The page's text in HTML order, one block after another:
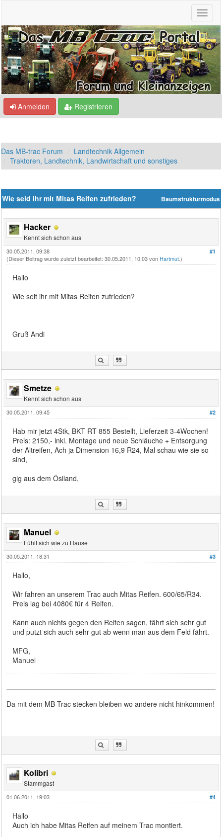
Anmelden Registrieren
Das MB-trac Forum
Landtechnik Allgemein
Traktoren, Landtechnik, Landwirtschaft und sonstiges
Baumstrukturmodus
Wie seid ihr mit Mitas Reifen zufrieden?
Hacker
Kennt sich schon aus
#1
30.05.2011, 09:38
(Dieser Beitrag wurde zuletzt bearbeitet: 30.05.2011, 10:03 von Hartmut.)
Hallo
Wie seit ihr mit Mitas Reifen zufrieden?
Gruß Andi
Smetze
Kennt sich schon aus
#2
30.05.2011, 09:45
Hab mir jetzt 4Stk, BKT RT 855 Bestellt, Lieferzeit 3-4Wochen!
Preis: 2150,- inkl. Montage und neue Schläuche + Entsorgung
der Altreifen, Ach ja Dimension 16,9 R24, Mal schau wie sie so
sind,
glg aus dem Ösiland,
Manuel
Fühlt sich wie zu Hause
#3
30.05.2011, 18:31
Hallo,
Wir fahren an unserem Trac auch Mitas Reifen. 600/65/R34.
Preis lag bei 4080€ für 4 Reifen.
Kann auch nichts gegen den Reifen sagen, fährt sich sehr gut
und putzt sich auch sehr gut ab wenn man aus dem Feld fährt.
MFG,
Manuel
Da mit dem MB-Trac stecken bleiben wo andere nicht hinkommen!
Kolibri
Stammgast
#4
01.06.2011, 19:03
Hallo
Auch ich habe Mitas Reifen auf meinem Trac montiert.